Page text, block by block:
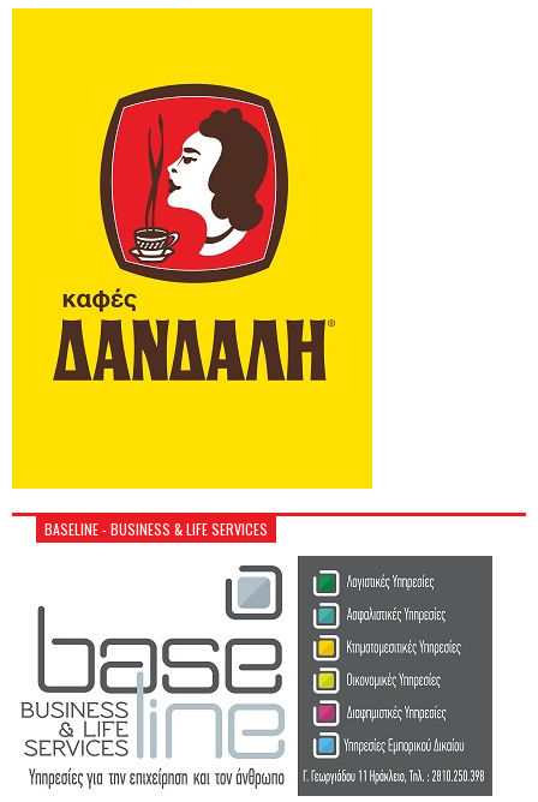
BASELINE - BUSINESS & LIFE SERVICES